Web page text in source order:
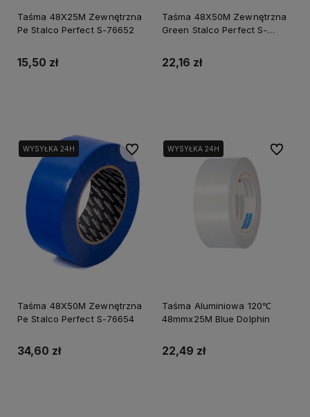
Taśma 48X25M Zewnętrzna
Pe Stalco Perfect S-76652
15,50 zł
Taśma 48X50M Zewnętrzna
Green Stalco Perfect S-
22,16 zł
WYSYŁKA 24H
Taśma 48X50M Zewnętrzna
Pe Stalco Perfect S-76654
34,60 zł
Do ulubionychWYSYŁKA 24H
Taśma Aluminiowa 120℃
48mmx25M Blue Dolphin
22,49 zł
Do